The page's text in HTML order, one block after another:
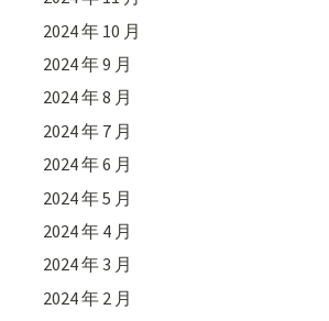
2024 年 10 月
2024 年 9 月
2024 年 8 月
2024 年 7 月
2024 年 6 月
2024 年 5 月
2024 年 4 月
2024 年 3 月
2024 年 2 月